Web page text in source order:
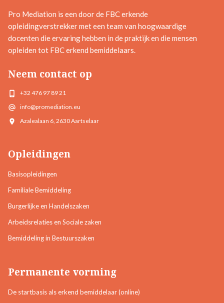
Pro Mediation is een door de FBC erkende
opleidingverstrekker met een team van hoogwaardige
docenten die ervaring hebben in de praktijk en die mensen
opleiden tot FBC erkend bemiddelaars.
Neem contact op
+32 476 97 89 21
info@promediation.eu
Azalealaan 6, 2630 Aartselaar
Opleidingen
Basisopleidingen
Familiale Bemiddeling
Burgerlijke en Handelszaken
Arbeidsrelaties en Sociale zaken
Bemiddeling in Bestuurszaken
Permanente vorming
De startbasis als erkend bemiddelaar (online)